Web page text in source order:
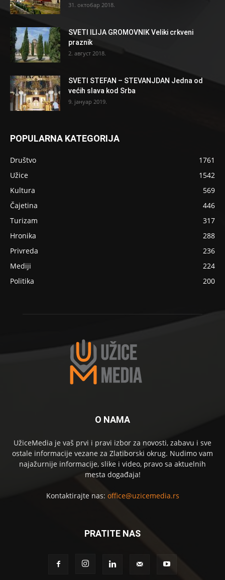
31. октобар 2018.
SVETI ILIJA GROMOVNIK Veliki crkveni
praznik
2. август 2018.
SVETI STEFAN – STEVANJDAN Jedna od
većih slava kod Srba
9. јануар 2019.
POPULARNA KATEGORIJA
Društvo
1761
Užice
1542
Kultura
569
Čajetina
446
Turizam
317
Hronika
288
Privreda
236
Mediji
224
Politika
200
O NAMA
UžiceMedia je vaš prvi i pravi izbor za novosti, zabavu i sve
ostale informacije vezane za Zlatiborski okrug. Nudimo vam
najažurnije informacije, slike i video, pravo sa aktuelnih
mesta događaja!
Kontaktirajte nas: office@uzicemedia.rs
PRATITE NAS